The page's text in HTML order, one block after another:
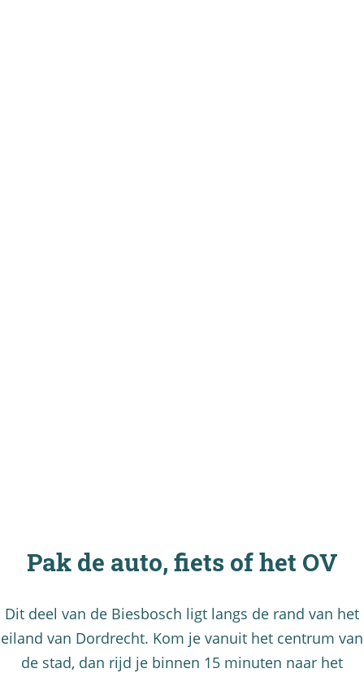
Pak de auto, fiets of het OV
Dit deel van de Biesbosch ligt langs de rand van het
eiland van Dordrecht. Kom je vanuit het centrum van
de stad, dan rijd je binnen 15 minuten naar het